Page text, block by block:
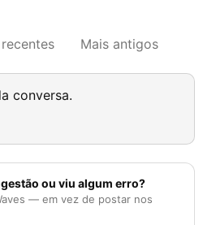
Mais antigos
conversa.
ou viu algum erro?
— em vez de postar nos